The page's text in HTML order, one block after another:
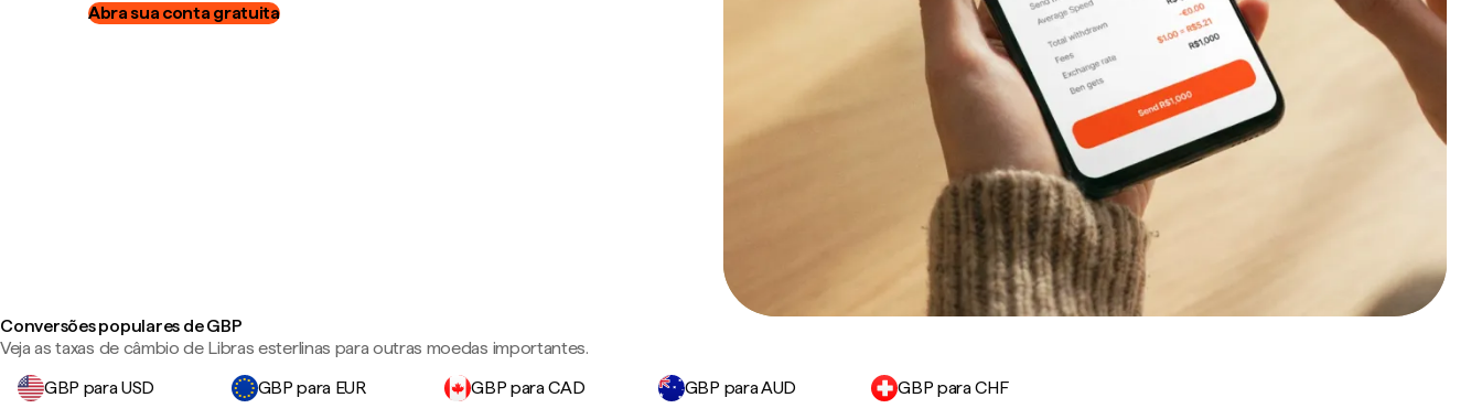
Abra sua conta gratuita
Conversões populares de GBP
Veja as taxas de câmbio de Libras esterlinas para outras moedas importantes.
GBP para USD
GBP para EUR GBP para CAD GBP para AUD GBP para CHF